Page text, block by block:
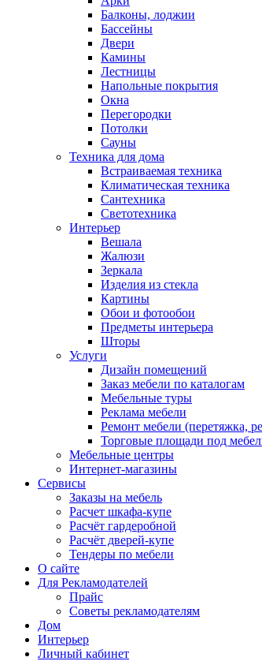
Балконы, лоджии
Бассейны
Двери
Камины
Лестницы
Напольные покрытия
Окна
Перегородки
Потолки
Сауны
Техника для дома
Встраиваемая техника
Климатическая техника
Сантехника
Светотехника
Интерьер
Вешала
Жалюзи
Зеркала
Изделия из стекла
Картины
Обои и фотообои
Предметы интерьера
Шторы
Услуги
Дизайн помещений
Заказ мебели по каталогам
Мебельные туры
Реклама мебели
Ремонт мебели (перетяжка,
Торговые площади под
Мебельные центры
Интернет-магазины
Сервисы
Заказы на мебель
Расчет шкафа-купе
Расчёт гардеробной
Расчёт дверей-купе
Тендеры по мебели
О сайте
Для Рекламодателей
Прайс
Советы рекламодателям
Дом
Интерьер
Личный кабинет